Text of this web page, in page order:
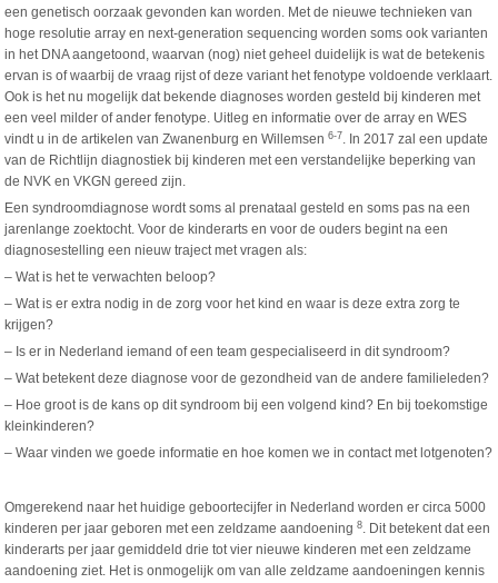
een genetisch oorzaak gevonden kan worden. Met de nieuwe technieken van
hoge resolutie array en next-generation sequencing worden soms ook varianten
in het DNA aangetoond, waarvan (nog) niet geheel duidelijk is wat de betekenis
ervan is of waarbij de vraag rijst of deze variant het fenotype voldoende verklaart.
Ook is het nu mogelijk dat bekende diagnoses worden gesteld bij kinderen met
een veel milder of ander fenotype. Uitleg en informatie over de array en WES
vindt u in de artikelen van Zwanenburg en Willemsen6-7. In 2017 zal een update
van de Richtlijn diagnostiek bij kinderen met een verstandelijke beperking van
de NVK en VKGN gereed zijn.
Een syndroomdiagnose wordt soms al prenataal gesteld en soms pas na een
jarenlange zoektocht. Voor de kinderarts en voor de ouders begint na een
diagnosestelling een nieuw traject met vragen als:
– Wat is het te verwachten beloop?
– Wat is er extra nodig in de zorg voor het kind en waar is deze extra zorg te
krijgen?
– Is er in Nederland iemand of een team gespecialiseerd in dit syndroom?
– Wat betekent deze diagnose voor de gezondheid van de andere familieleden?
– Hoe groot is de kans op dit syndroom bij een volgend kind? En bij toekomstige
kleinkinderen?
– Waar vinden we goede informatie en hoe komen we in contact met lotgenoten?
Omgerekend naar het huidige geboortecijfer in Nederland worden er circa 5000
kinderen per jaar geboren met een zeldzame aandoening8. Dit betekent dat een
kinderarts per jaar gemiddeld drie tot vier nieuwe kinderen met een zeldzame
aandoening ziet. Het is onmogelijk om van alle zeldzame aandoeningen kennis